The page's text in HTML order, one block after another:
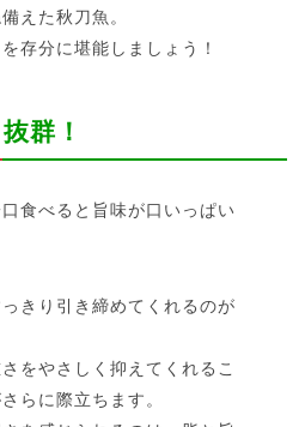
えた秋刀魚。
存分に堪能しましょう！
群！
食べると旨味が口いっぱい
きり引き締めてくれるのが
をやさしく抑えてくれるこ
らに際立ちます。